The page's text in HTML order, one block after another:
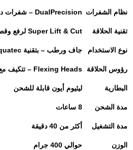
نظام الشفرات DualPrecision – شفرات
تقنية الحلاقة Super Lift & Cut لرفع
نوع الاستخدام جاف ورطب – بتقنية
رؤوس الحلاقة Flexing Heads – تتكيف
البطارية ليثيوم أيون قابلة للشحن
مدة الشحن 8 ساعات
مدة التشغيل أكثر من 40 دقيقة
الوزن حوالي 400 جرام